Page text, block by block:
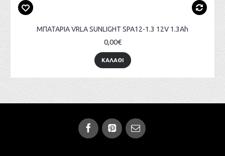
ΜΠΑΤΑΡΙΑ VRLA SUNLIGHT SPA12-1.3 12V 1.3Ah
0,00€
ΚΑΛΑΘΙ